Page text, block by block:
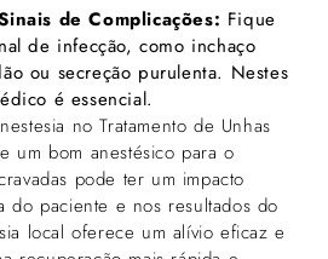
de Complicações: Fique
de infecção, como inchaço
ou secreção purulenta. Nestes
é essencial.
no Tratamento de Unhas
um bom anestésico para o
pode ter um impacto
do paciente e nos resultados do
local oferece um alívio eficaz e